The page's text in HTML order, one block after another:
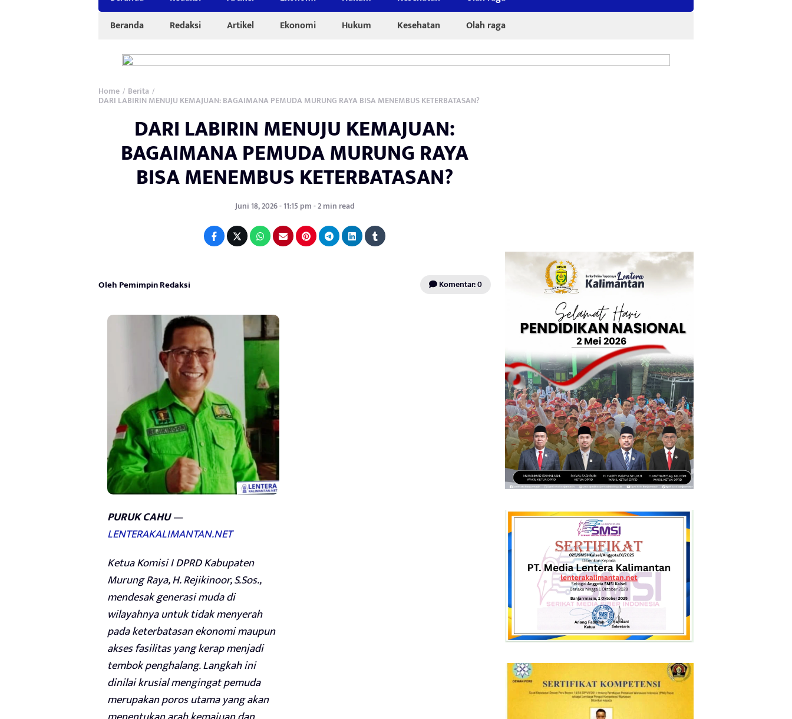
Beranda
Redaksi Artikel Ekonomi Hukum Kesehatan Olah raga
Home / Berita /
DARI LABIRIN MENUJU KEMAJUAN: BAGAIMANA PEMUDA MURUNG RAYA BISA MENEMBUS KETERBATASAN?
DARI LABIRIN MENUJU KEMAJUAN:
BAGAIMANA PEMUDA MURUNG RAYA
BISA MENEMBUS KETERBATASAN?
Juni 18, 2026 - 11:15 pm - 2 min read
Oleh Pemimpin Redaksi Komentar: 0
PURUK CAHU—
LENTERAKALIMANTAN.NET
Ketua Komisi I DPRD Kabupaten
Murung Raya, H. Rejikinoor, S.Sos.,
mendesak generasi muda di
wilayahnya untuk tidak menyerah
pada keterbatasan ekonomi maupun
akses fasilitas yang kerap menjadi
tembok penghalang. Langkah ini
dinilai krusial mengingat pemuda
merupakan poros utama yang akan